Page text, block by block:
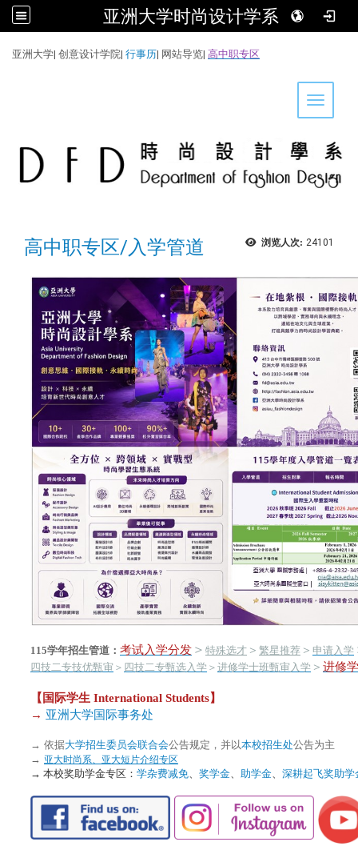
亚洲大学时尚设计学系
亚洲大学| 创意设计学院| 行事历| 网站导览| 高中职专区
Toggle
浏览人次: 24101
高中职专区/入学管道
115学年招生管道： 考试入学分发 ＞ 特殊选才 ＞ 繁星推荐 ＞ 申请入学
四技二专技优甄审 ＞ 四技二专甄选入学 ＞ 进修学士班甄审入学 ＞ 进修
【国际学生 International Students】
→ 亚洲大学国际事务处
→ 依据大学招生委员会联合会公告规定，并以本校招生处公告为主
→ 亚大时尚系、亚大短片介绍专区
→ 本校奖助学金专区： 学杂费减免 奖学金 助学金 深耕起飞奖助学